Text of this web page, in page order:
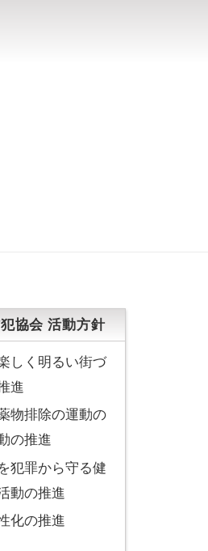
協会 活動方針
しく明るい街づ
進
物排除の運動の
の推進
犯罪から守る健
動の推進
化の推進